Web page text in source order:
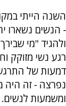
השנה הייתי
- הנשים נשארו
ולהגיד "מי
רגע נשי מזוקק
דמעות של
נפרצה - זה היה
ומשמעות לנשים.